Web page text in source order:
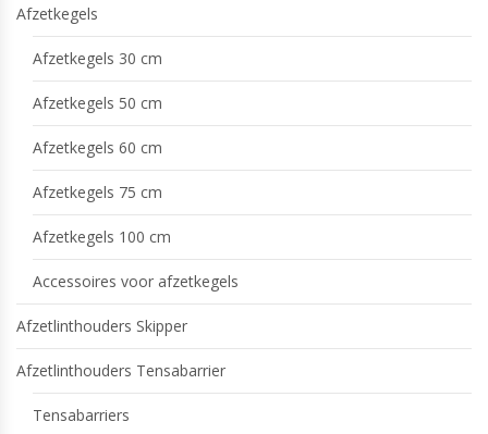
Afzetkegels
Afzetkegels 30 cm
Afzetkegels 50 cm
Afzetkegels 60 cm
Afzetkegels 75 cm
Afzetkegels 100 cm
Accessoires voor afzetkegels
Afzetlinthouders Skipper
Afzetlinthouders Tensabarrier
Tensabarriers